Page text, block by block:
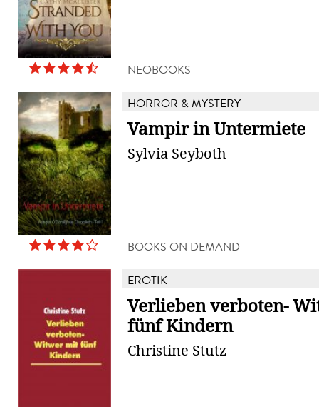
NEOBOOKS
HORROR & MYSTERY
Vampir in Untermiete
Sylvia Seyboth
BOOKS ON DEMAND
EROTIK
Verlieben verboten-
fünf Kindern
Christine Stutz